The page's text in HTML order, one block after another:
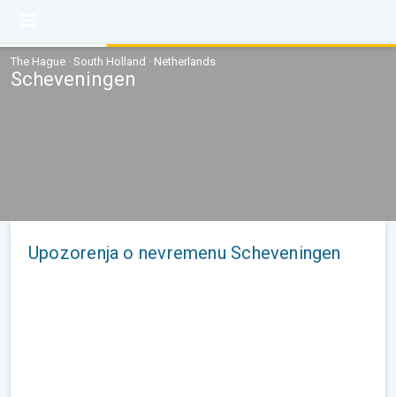
The Hague · South Holland · Netherlands
Scheveningen
Upozorenja o nevremenu Scheveningen